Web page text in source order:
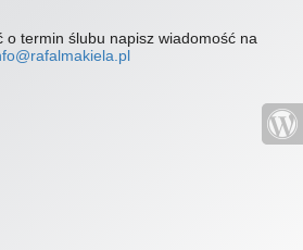
o termin ślubu napisz wiadomość na